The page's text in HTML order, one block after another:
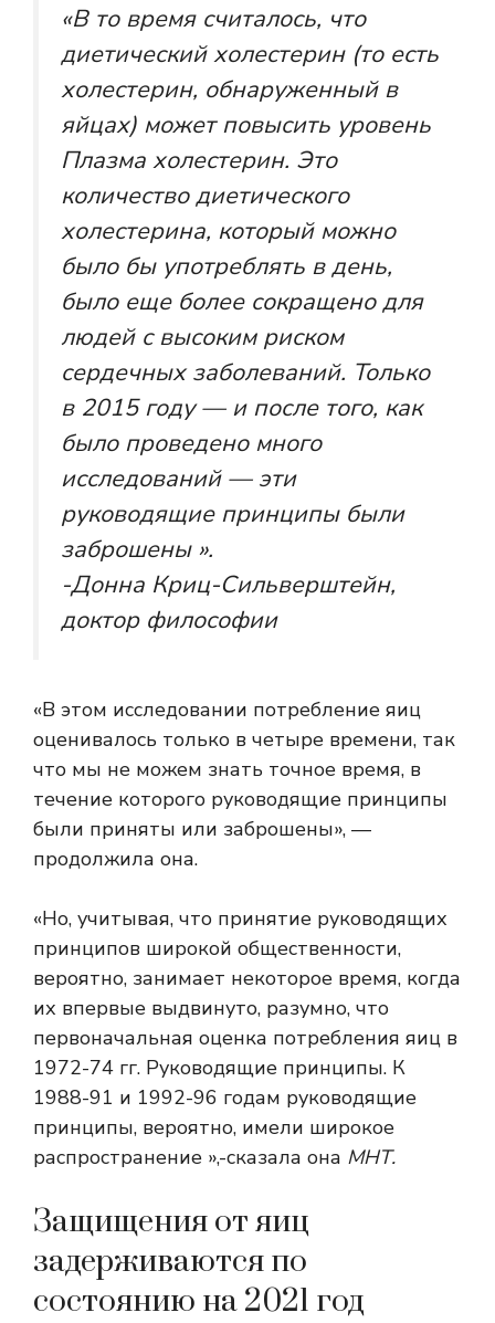
«В то время считалось, что
диетический холестерин (то есть
холестерин, обнаруженный в
яйцах) может повысить уровень
Плазма холестерин. Это
количество диетического
холестерина, который можно
было бы употреблять в день,
было еще более сокращено для
людей с высоким риском
сердечных заболеваний. Только
в 2015 году — и после того, как
было проведено много
исследований — эти
руководящие принципы были
заброшены ».
-Донна Криц-Сильверштейн,
доктор философии
«В этом исследовании потребление яиц
оценивалось только в четыре времени, так
что мы не можем знать точное время, в
течение которого руководящие принципы
были приняты или заброшены», —
продолжила она.
«Но, учитывая, что принятие руководящих
принципов широкой общественности,
вероятно, занимает некоторое время, когда
их впервые выдвинуто, разумно, что
первоначальная оценка потребления яиц в
1972-74 гг. Руководящие принципы. К
1988-91 и 1992-96 годам руководящие
принципы, вероятно, имели широкое
распространение »,-сказала она МНТ.
Защищения от яиц
задерживаются по
состоянию на 2021 год